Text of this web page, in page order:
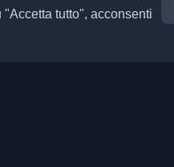
tutto", acconsenti